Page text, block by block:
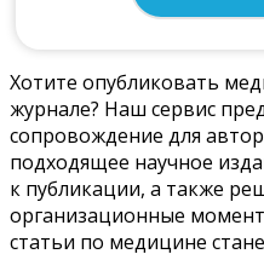
Хотите опубликовать
журнале? Наш сервис
сопровождение для
подходящее научное
к публикации, а также
организационные
статьи по медицине